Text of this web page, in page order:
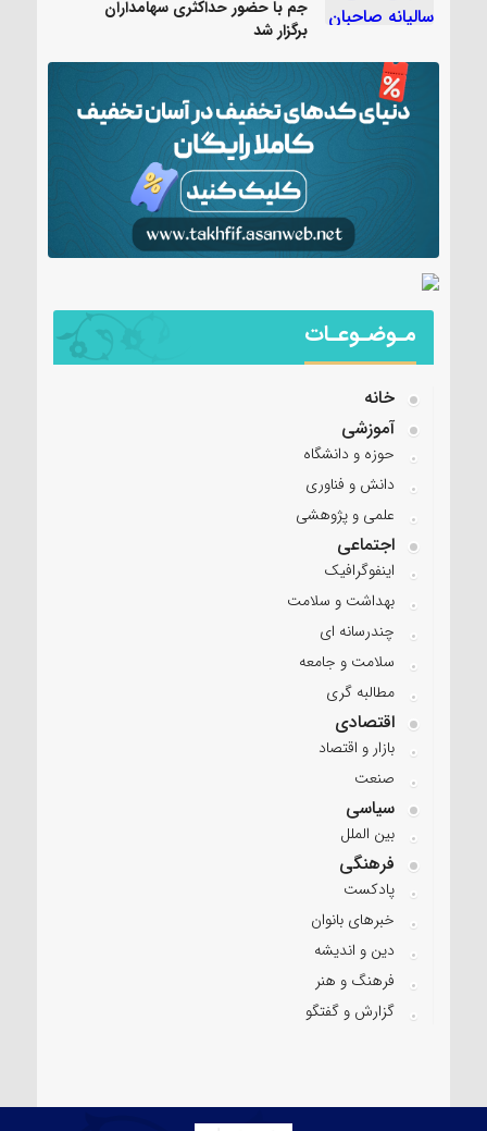
جم با حضور حداکثری سهامداران
برگزار شد
مـوضـوعـات
خانه
آموزشی
حوزه و دانشگاه
دانش و فناوری
علمی و پژوهشی
اجتماعی
اینفوگرافیک
بهداشت و سلامت
چندرسانه ای
سلامت و جامعه
مطالبه گری
اقتصادی
بازار و اقتصاد
صنعت
سیاسی
بین الملل
فرهنگی
پادکست
خبرهای بانوان
دین و اندیشه
فرهنگ و هنر
گزارش و گفتگو